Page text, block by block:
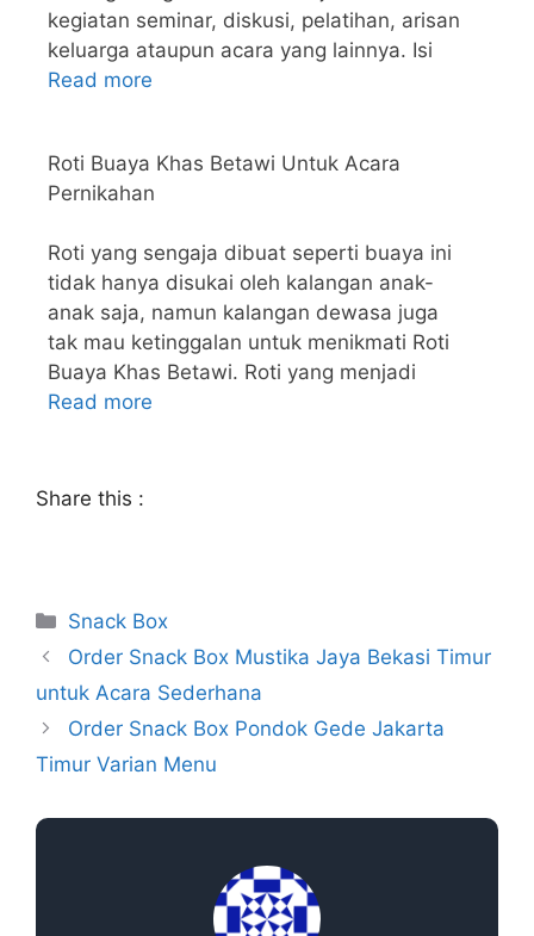
kegiatan seminar, diskusi, pelatihan, arisan
keluarga ataupun acara yang lainnya. Isi
Read more
Roti Buaya Khas Betawi Untuk Acara
Pernikahan
Roti yang sengaja dibuat seperti buaya ini
tidak hanya disukai oleh kalangan anak-
anak saja, namun kalangan dewasa juga
tak mau ketinggalan untuk menikmati Roti
Buaya Khas Betawi. Roti yang menjadi
Read more
Share this :
Snack Box
Order Snack Box Mustika Jaya Bekasi Timur
untuk Acara Sederhana
Order Snack Box Pondok Gede Jakarta
Timur Varian Menu